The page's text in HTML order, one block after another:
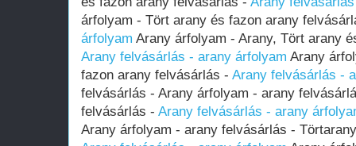
árfolyam - Tört arany és fazon arany
árfolyam Arany árfolyam - Arany, Tört arany
Arany felvásárlás - arany árfolyam Arany
fazon arany felvásárlás - Arany felvásárlás -
felvásárlás - Arany árfolyam - arany
felvásárlás - Arany felvásárlás - arany
Arany árfolyam - arany felvásárlás -